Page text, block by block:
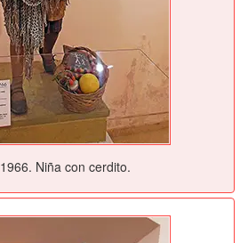
1966. Niña con cerdito.